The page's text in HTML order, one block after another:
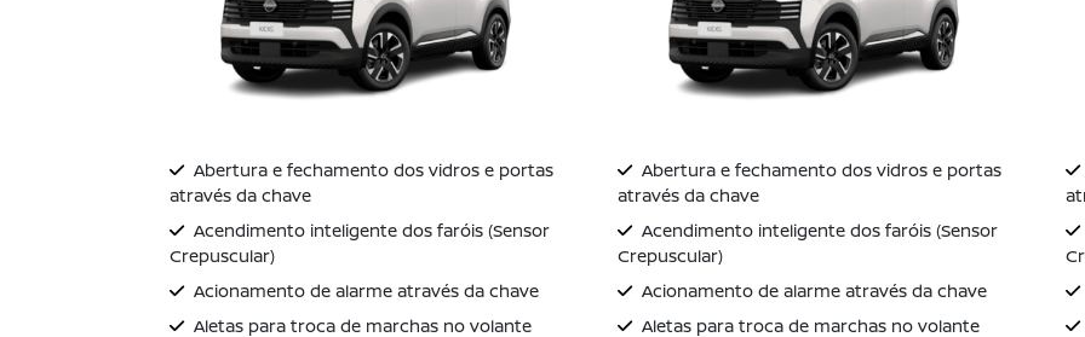
Abertura e fechamento dos vidros e portas
através da chave
Acendimento inteligente dos faróis (Sensor
Crepuscular)
Acionamento de alarme através da chave
Aletas para troca de marchas no volante
Abertura e fechamento dos vidros e portas
através da chave
Acendimento inteligente dos faróis (Sensor
Crepuscular)
Acionamento de alarme através da chave
Aletas para troca de marchas no volante